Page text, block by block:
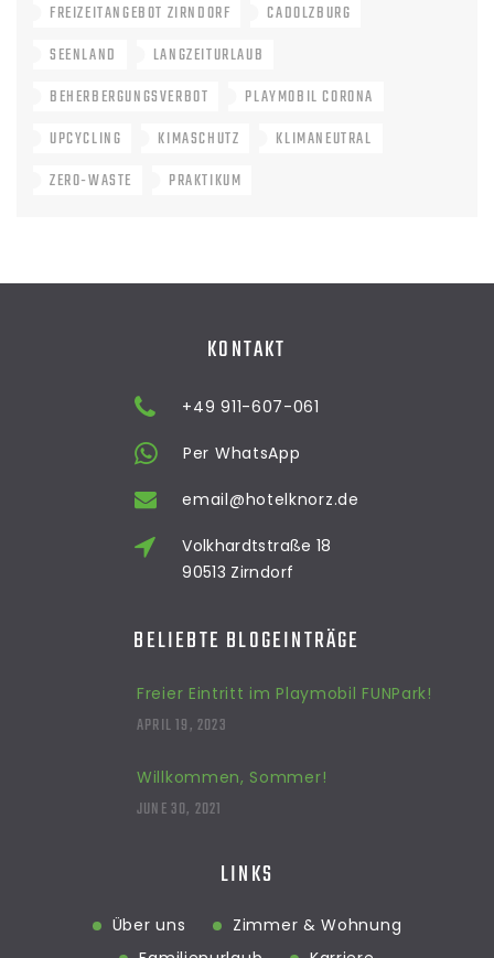
FREIZEITANGEBOT ZIRNDORF
CADOLZBURG
SEENLAND
LANGZEITURLAUB
BEHERBERGUNGSVERBOT
PLAYMOBIL CORONA
UPCYCLING
KIMASCHUTZ
KLIMANEUTRAL
ZERO-WASTE
PRAKTIKUM
KONTAKT
+49 911-607-061
Per WhatsApp
email@hotelknorz.de
Volkhardtstraße 18
90513 Zirndorf
BELIEBTE BLOGEINTRÄGE
Freier Eintritt im Playmobil FUNPark!
APRIL 19, 2023
Willkommen, Sommer!
JUNE 30, 2021
LINKS
Über uns
Zimmer & Wohnung